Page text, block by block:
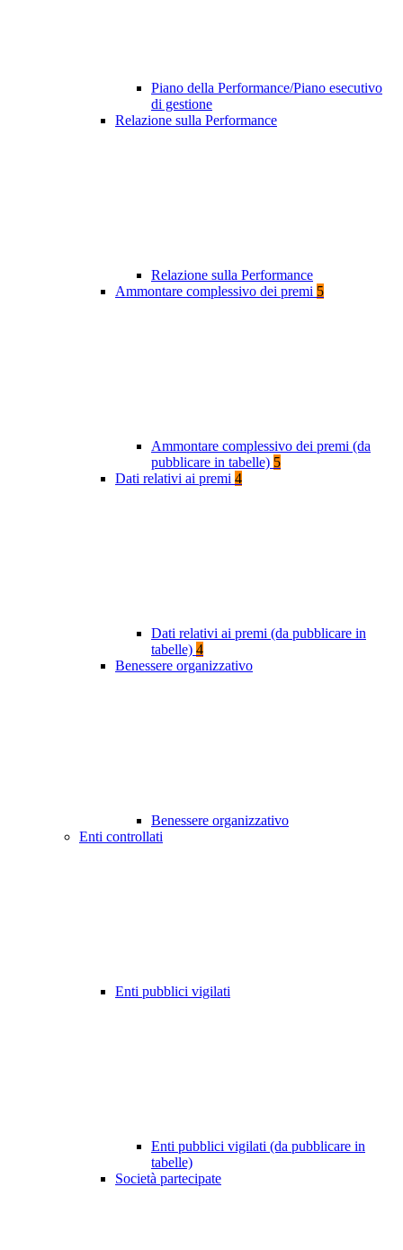
Piano della Performance/Piano esecutivo
di gestione
Relazione sulla Performance
Relazione sulla Performance
Ammontare complessivo dei premi 5
Ammontare complessivo dei premi (da
pubblicare in tabelle) 5
Dati relativi ai premi 4
Dati relativi ai premi (da pubblicare in
tabelle) 4
Benessere organizzativo
Benessere organizzativo
Enti controllati
Enti pubblici vigilati
Enti pubblici vigilati (da pubblicare in
tabelle)
Società partecipate